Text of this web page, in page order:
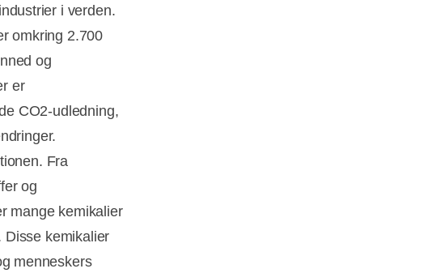
i verden.
omkring 2.700
og
er
CO2-udledning,
Fra
og
mange kemikalier
Disse kemikalier
menneskers